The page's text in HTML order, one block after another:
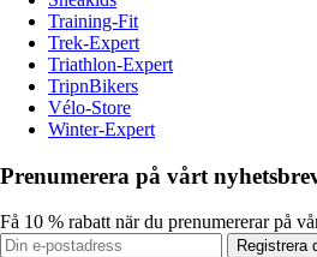
Training-Fit
Trek-Expert
Triathlon-Expert
TripnBikers
Vélo-Store
Winter-Expert
Prenumerera på vårt
Få 10 % rabatt när du prenumererar på
Registrera